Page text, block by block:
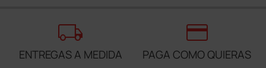
local_shipping
ENTREGAS A MEDIDA
credit_card
PAGA COMO QUIERAS